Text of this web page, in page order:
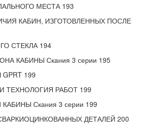
МЕСТА 193
КАБИН, ИЗГОТОВЛЕННЫХ ПОСЛЕ
СТЕКЛА 194
КАБИНЫ Скания 3 серии 195
199
ТЕХНОЛОГИЯ РАБОТ 199
Скания 3 серии 199
ДЕТАЛЕЙ 200